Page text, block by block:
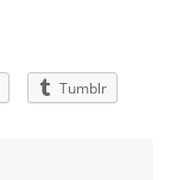
Tumblr